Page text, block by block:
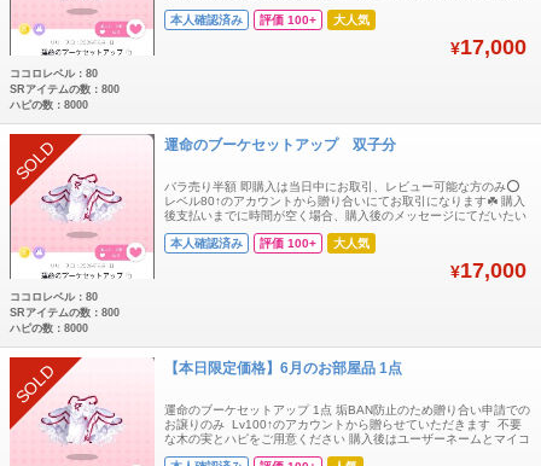
本人確認済み
評価 100+ 大人気
¥17,000
ココロレベル：80
SRアイテムの数：800
ハピの数：8000
SOLD 運命のブーケセットアップ 双子分
バラ売り半額 即購入は当日中にお取引、レビュー可能な方のみ⭕️
レベル80↑のアカウントから贈り合いにてお取引になります☘️ 購入
後支払いまでに時間が空く場合、購入後のメッセージにてだいたい
本人確認済み
評価 100+ 大人気
¥17,000
ココロレベル：80
SRアイテムの数：800
ハピの数：8000
SOLD 【本日限定価格】6月のお部屋品 1点
運命のブーケセットアップ 1点 垢BAN防止のため贈り合い申請での
お譲りのみ Lv100↑のアカウントから贈らせていただきます 不要
な木の実とハピをご用意ください 購入後はユーザーネームとマイコ